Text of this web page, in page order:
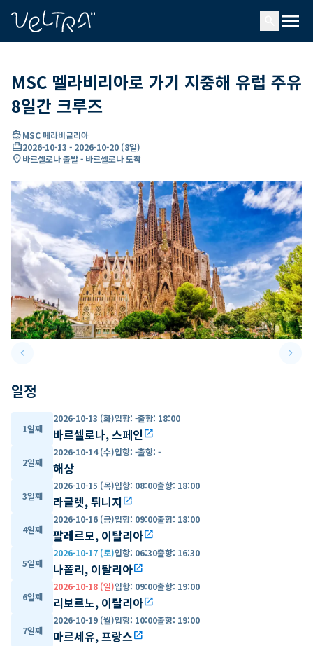
menu
MSC 멜라비리아로 가기 지중해 유럽 주유
8일간 크루즈
directions_boatMSC 메라비글리아
card_travel2026-10-13 - 2026-10-20 (8일)
location_on바르셀로나 출발 - 바르셀로나 도착
keyboard_arrow_leftPrevious slide keyboard_arrow_right
일정
1일째
2026-10-13 (화)입항: -출항: 18:00
바르셀로나, 스페인open_in_new
2일째
2026-10-14 (수)입항: -출항: -
해상
3일째
2026-10-15 (목)입항: 08:00출항: 18:00
라글렛, 튀니지 open_in_new
4일째
2026-10-16 (금)입항: 09:00출항: 18:00
팔레르모, 이탈리아open_in_new
5일째
2026-10-17 (토)입항: 06:30출항: 16:30
나폴리, 이탈리아open_in_new
6일째
2026-10-18 (일)입항: 09:00출항: 19:00
리보르노, 이탈리아open_in_new
7일째
2026-10-19 (월)입항: 10:00출항: 19:00
마르세유, 프랑스open_in_new